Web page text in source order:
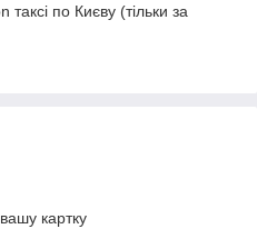
по Києву (тільки за
картку